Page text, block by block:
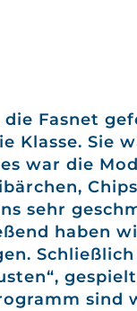
Fasnet
Klasse. Sie
war die
sehr
haben
sind